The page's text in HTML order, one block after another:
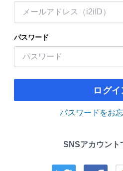
パスワード
ログイ
パスワードをお
SNSアカウント